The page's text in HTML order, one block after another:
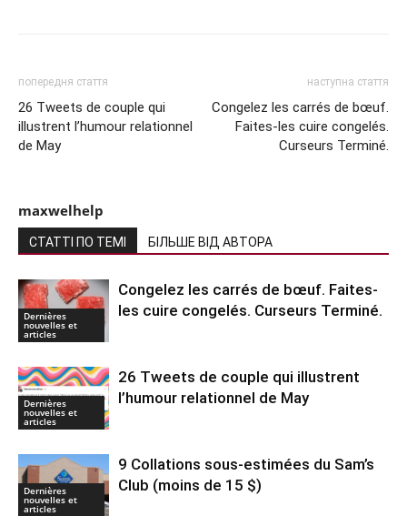
попередня стаття
26 Tweets de couple qui
illustrent l’humour relationnel
de May
наступна стаття
Congelez les carrés de bœuf.
Faites-les cuire congelés.
Curseurs Terminé.
maxwelhelp
СТАТТІ ПО ТЕМІ БІЛЬШЕ ВІД АВТОРА
Dernières
nouvelles et
articles
Congelez les carrés de bœuf. Faites-
les cuire congelés. Curseurs Terminé.
Dernières
nouvelles et
articles
26 Tweets de couple qui illustrent
l’humour relationnel de May
Dernières
nouvelles et
articles
9 Collations sous-estimées du Sam’s
Club (moins de 15 $)